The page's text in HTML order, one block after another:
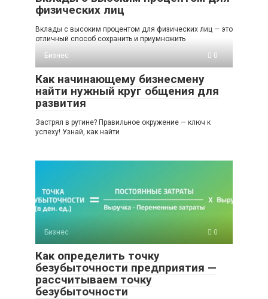
физических лиц
Вклады с высоким процентом для физических лиц — это
отличный способ сохранить и приумножить
Бизнес
0
Как начинающему бизнесмену
найти нужный круг общения для
развития
Застрял в рутине? Правильное окружение — ключ к
успеху! Узнай, как найти
Бизнес 0
Как определить точку
безубыточности предприятия —
рассчитываем точку
безубыточности